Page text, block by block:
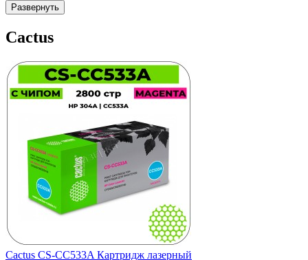
Развернуть
Cactus
Cactus CS-CC533A Картридж лазерный